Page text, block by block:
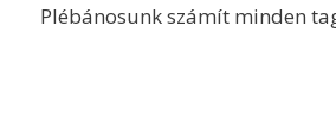
Plébánosunk számít minden